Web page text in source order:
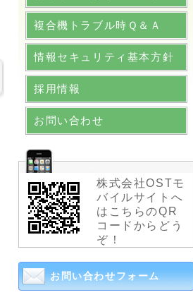
複合機トラブル時Ｑ＆Ａ
情報セキュリティ基本方針
採用情報
お問い合わせ
株式会社OSTモ
バイルサイトへ
はこちらのQR
コードからどう
ぞ！
お問い合わせフォーム